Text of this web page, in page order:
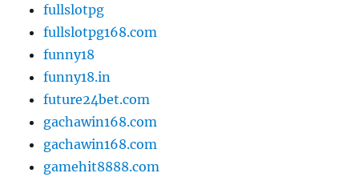
fullslotpg
fullslotpg168.com
funny18
funny18.in
future24bet.com
gachawin168.com
gachawin168.com
gamehit8888.com